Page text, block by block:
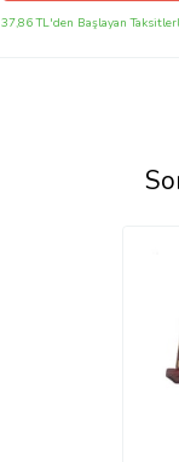
37,86 TL'den Başlayan